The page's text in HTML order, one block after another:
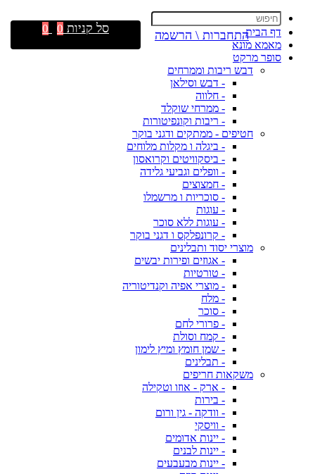
דף הבית
מאמא מונא
סופר מרקט
דבש ריבות וממרחים
- דבש וסילאן
- חלווה
- ממרחי שוקלד
- ריבות וקונפיטורות
חטיפים - ממתקים ודגני בוקר
- ביגלה ו מקלות מלוחים
- ביסקוויטים וקרואסון
- וופלים וגביעי גלידה
- חמצוצים
- סוכריות ו מרשמלו
- עוגות
- עוגות ללא סוכר
- קרונפלקס ו דגני בוקר
מוצרי יסוד ותבלינים
- אגוזים ופירות יבשים
- טורטיות
- מוצרי אפיה וקנדיטוריה
- מלח
- סוכר
- פרורי לחם
- קמח וסולת
- שמן חומץ ומיץ לימון
- תבלינים
משקאות חריפים
- ארק - אוזו וטקילה
- בירות
- וודקה - גין ורום
- וויסקי
- יינות אדומים
- יינות לבנים
- יינות מבעבעים
התחברות \ הרשמה סל קניות 0
0